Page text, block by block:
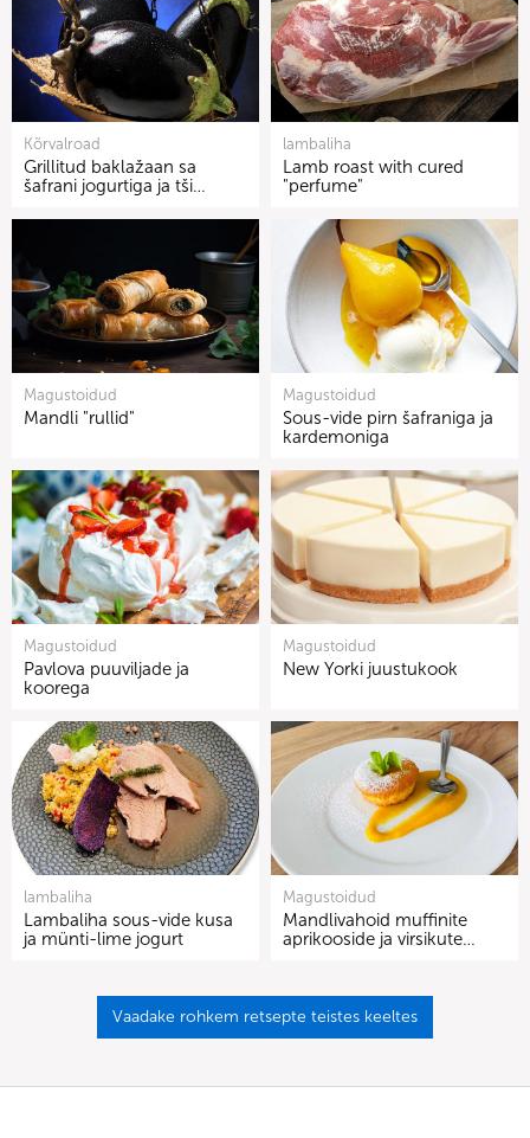
Kõrvalroad
Grillitud baklažaan sa
šafrani jogurtiga ja tši…
lambaliha
Lamb roast with cured
"perfume"
Magustoidud
Mandli "rullid"
Magustoidud
Sous-vide pirn šafraniga ja
kardemoniga
Magustoidud
Pavlova puuviljade ja
koorega
Magustoidud
New Yorki juustukook
lambaliha
Lambaliha sous-vide kusa
ja münti-lime jogurt
Magustoidud
Mandlivahoid muffinite
aprikooside ja virsikute…
Vaadake rohkem retsepte teistes keeltes